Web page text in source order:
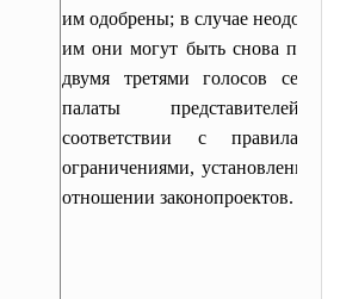
им одобрены; в случае
им они могут быть снова
двумя третями голосов
палаты
соответствии с
ограничениями,
отношении законопроектов.